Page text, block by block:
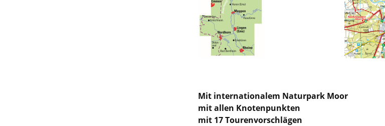
Mit internationalem Naturpark Moor
mit allen Knotenpunkten
mit 17 Tourenvorschlägen